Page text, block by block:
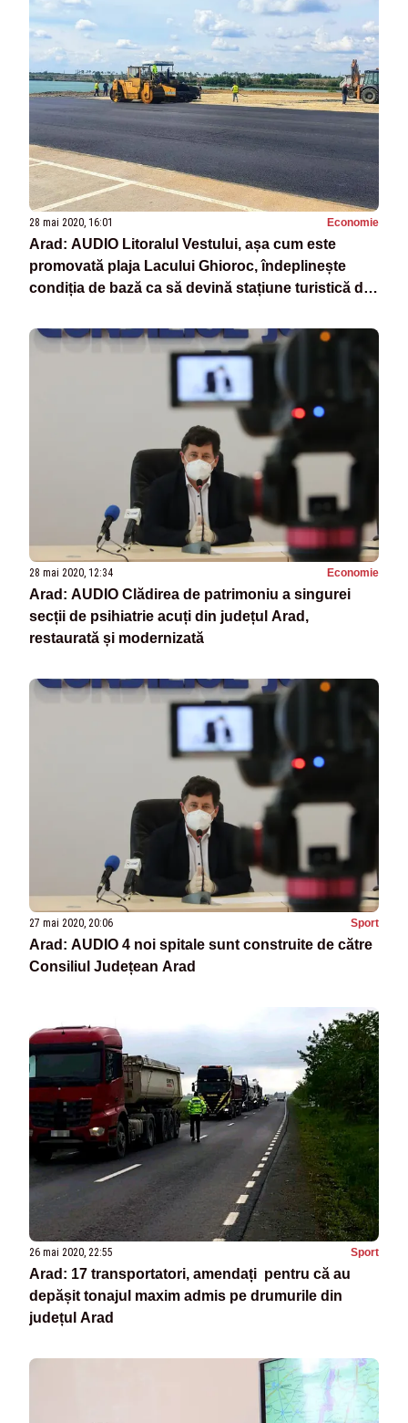
28 mai 2020, 16:01 Economie
Arad: AUDIO Litoralul Vestului, așa cum este
promovată plaja Lacului Ghioroc, îndeplinește
condiția de bază ca să devină stațiune turistică de
28 mai 2020, 12:34 Economie
Arad: AUDIO Clădirea de patrimoniu a singurei
secții de psihiatrie acuți din județul Arad,
restaurată și modernizată
27 mai 2020, 20:06 Sport
Arad: AUDIO 4 noi spitale sunt construite de către
Consiliul Județean Arad
26 mai 2020, 22:55 Sport
Arad: 17 transportatori, amendați pentru că au
depășit tonajul maxim admis pe drumurile din
județul Arad